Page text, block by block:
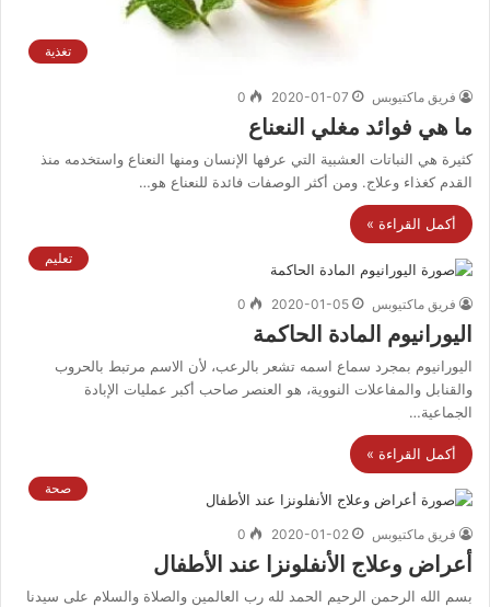
تغذية
فريق ماكتيوبس 2020-01-07
0
ما هي فوائد مغلي النعناع
كثيرة هي النباتات العشبية التي عرفها الإنسان ومنها النعناع واستخدمه منذ
القدم كغذاء وعلاج. ومن أكثر الوصفات فائدة للنعناع هو…
أكمل القراءة »
تعليم
فريق ماكتيوبس 2020-01-05
0
اليورانيوم المادة الحاكمة
اليورانيوم بمجرد سماع اسمه تشعر بالرعب، لأن الاسم مرتبط بالحروب
والقنابل والمفاعلات النووية، هو العنصر صاحب أكبر عمليات الإبادة
الجماعية…
أكمل القراءة »
صحة
فريق ماكتيوبس 2020-01-02
0
أعراض وعلاج الأنفلونزا عند الأطفال
بسم الله الرحمن الرحيم الحمد لله رب العالمين والصلاة والسلام على سيدنا